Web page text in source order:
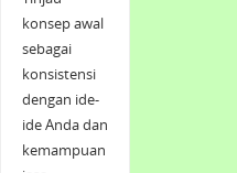
konsep awal
sebagai
konsistensi
dengan ide-
ide Anda dan
kemampuan